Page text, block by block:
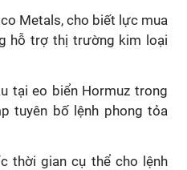
Metals, cho biết lực mua
hỗ trợ thị trường kim loại
tại eo biển Hormuz trong
tuyên bố lệnh phong tỏa
thời gian cụ thể cho lệnh